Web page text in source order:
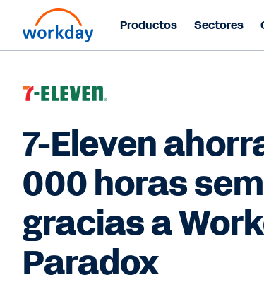
Productos Sectores
7-Eleven
000 horas
gracias a
Paradox